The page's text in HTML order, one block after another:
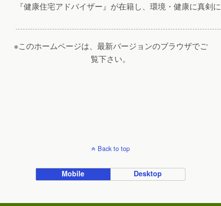
『健康住宅アドバイザー』が在籍し、環境・健康に真剣
※このホームページは、最新バージョンのブラウザでご
覧下さい。
Back to top
Mobile Desktop